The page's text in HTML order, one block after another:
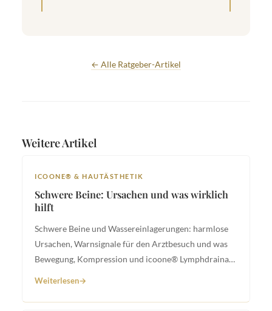
← Alle Ratgeber-Artikel
Weitere Artikel
ICOONE® & HAUTÄSTHETIK
Schwere Beine: Ursachen und was wirklich
hilft
Schwere Beine und Wassereinlagerungen: harmlose
Ursachen, Warnsignale für den Arztbesuch und was
Bewegung, Kompression und icoone® Lymphdrainage
Weiterlesen